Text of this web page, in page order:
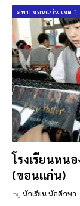
สพป.ขอนแก่น เขต 1
โรงเรียนหน
(ขอนแก่น)
By นักเรียน นักศึกษา